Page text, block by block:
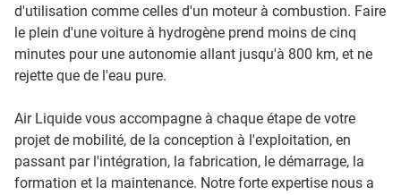
d'utilisation comme celles d'un moteur à combustion. Faire
le plein d'une voiture à hydrogène prend moins de cinq
minutes pour une autonomie allant jusqu'à 800 km, et ne
rejette que de l'eau pure.
Air Liquide vous accompagne à chaque étape de votre
projet de mobilité, de la conception à l'exploitation, en
passant par l'intégration, la fabrication, le démarrage, la
formation et la maintenance. Notre forte expertise nous a